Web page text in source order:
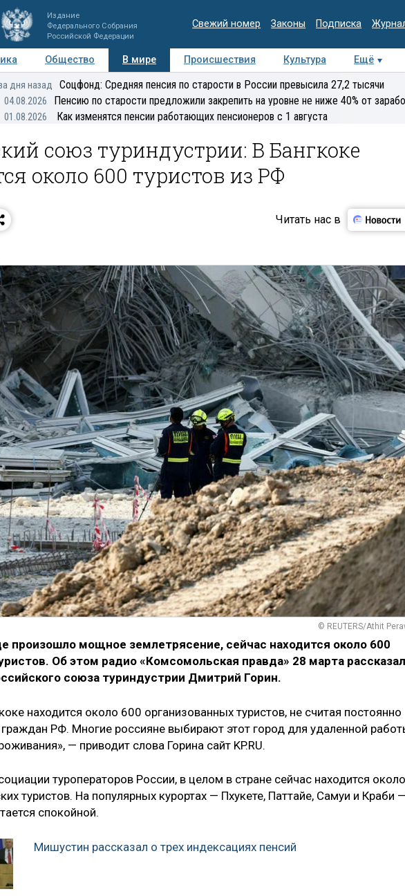
Издание
Федерального Собрания
Российской Федерации
Свежий номер Законы Подписка
Общество В мире Происшествия Культура Ещё
Мнения Регионы Медиацентр Интервью Колумнисты
дня назад Соцфонд: Средняя пенсия по старости в России превысила 27,2 тысячи
04.08.2026 Пенсию по старости предложили закрепить на уровне не ниже 40% от
01.08.2026 Как изменятся пенсии работающих пенсионеров с 1 августа
союз туриндустрии: В Бангкоке
около 600 туристов из РФ
Читать нас в
© REUTERS/Athit
произошло мощное землетрясение, сейчас находится около 600
Об этом радио «Комсомольская правда» 28 марта
союза туриндустрии Дмитрий Горин.
находится около 600 организованных туристов, не считая постоянно
РФ. Многие россияне выбирают этот город для удаленной
— приводит слова Горина сайт KP.RU.
туроператоров России, в целом в стране сейчас находится
туристов. На популярных курортах — Пхукете, Паттайе, Самуи и Краби —
спокойной.
Мишустин рассказал о трех индексациях пенсий